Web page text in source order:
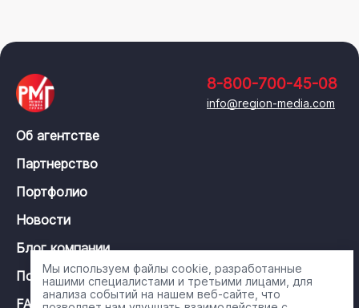
8-800-700-45-08
info@region-media.com
Об агентстве
Партнерство
Портфолио
Новости
Блог компании
Политика конфиденциальности
FAQ
Мы используем файлы cookie, разработанные
нашими специалистами и третьими лицами, для
анализа событий на нашем веб-сайте, что